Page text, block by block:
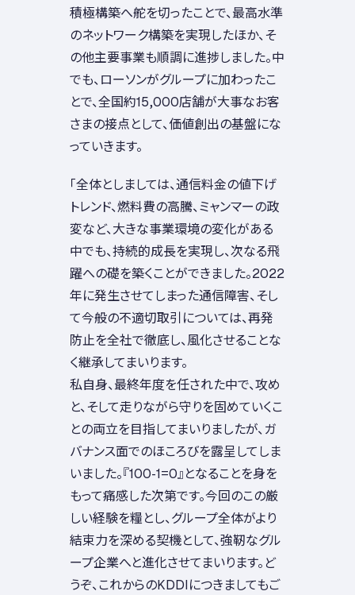
積極構築へ舵を切ったことで、最高水準
のネットワーク構築を実現したほか、そ
の他主要事業も順調に進捗しました。中
でも、ローソンがグループに加わったこ
とで、全国約15,000店舗が大事なお客
さまの接点として、価値創出の基盤にな
っていきます。
「全体としましては、通信料金の値下げ
トレンド、燃料費の高騰、ミャンマーの政
変など、大きな事業環境の変化がある
中でも、持続的成長を実現し、次なる飛
躍への礎を築くことができました。2022
年に発生させてしまった通信障害、そし
て今般の不適切取引については、再発
防止を全社で徹底し、風化させることな
く継承してまいります。
私自身、最終年度を任された中で、攻め
と、そして走りながら守りを固めていくこ
との両立を目指してまいりましたが、ガ
バナンス面でのほころびを露呈してしま
いました。『100-1=0』となることを身を
もって痛感した次第です。今回のこの厳
しい経験を糧とし、グループ全体がより
結束力を深める契機として、強靭なグル
ープ企業へと進化させてまいります。ど
うぞ、これからのKDDIにつきましてもご